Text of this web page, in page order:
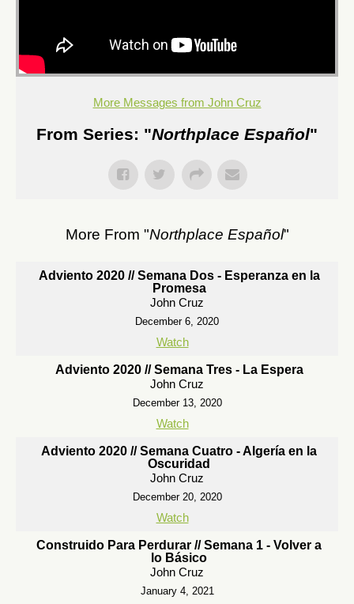
More Messages from John Cruz
From Series: "Northplace Español"
More From "Northplace Español"
Adviento 2020 // Semana Dos - Esperanza en la
Promesa
John Cruz
December 6, 2020
Watch
Adviento 2020 // Semana Tres - La Espera
John Cruz
December 13, 2020
Watch
Adviento 2020 // Semana Cuatro - Algería en la
Oscuridad
John Cruz
December 20, 2020
Watch
Construido Para Perdurar // Semana 1 - Volver a
lo Básico
John Cruz
January 4, 2021